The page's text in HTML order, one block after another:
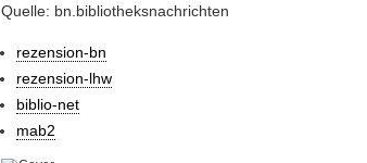
Quelle: bn.bibliotheksnachrichten
rezension-bn
rezension-lhw
biblio-net
mab2